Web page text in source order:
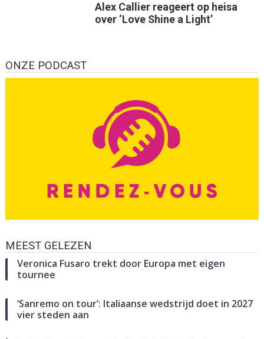
Alex Callier reageert op heisa
over ‘Love Shine a Light’
ONZE PODCAST
MEEST GELEZEN
Veronica Fusaro trekt door Europa met eigen
tournee
‘Sanremo on tour’: Italiaanse wedstrijd doet in 2027
vier steden aan